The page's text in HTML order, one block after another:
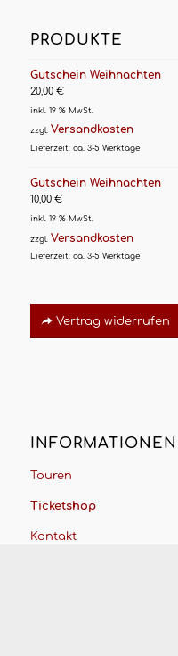
PRODUKTE
Gutschein Weihnachten
20,00 €
inkl. 19 % MwSt.
zzgl. Versandkosten
Lieferzeit: ca. 3-5 Werktage
Gutschein Weihnachten
10,00 €
inkl. 19 % MwSt.
zzgl. Versandkosten
Lieferzeit: ca. 3-5 Werktage
Vertrag widerrufen
INFORMATIONEN
Touren
Ticketshop
Kontakt